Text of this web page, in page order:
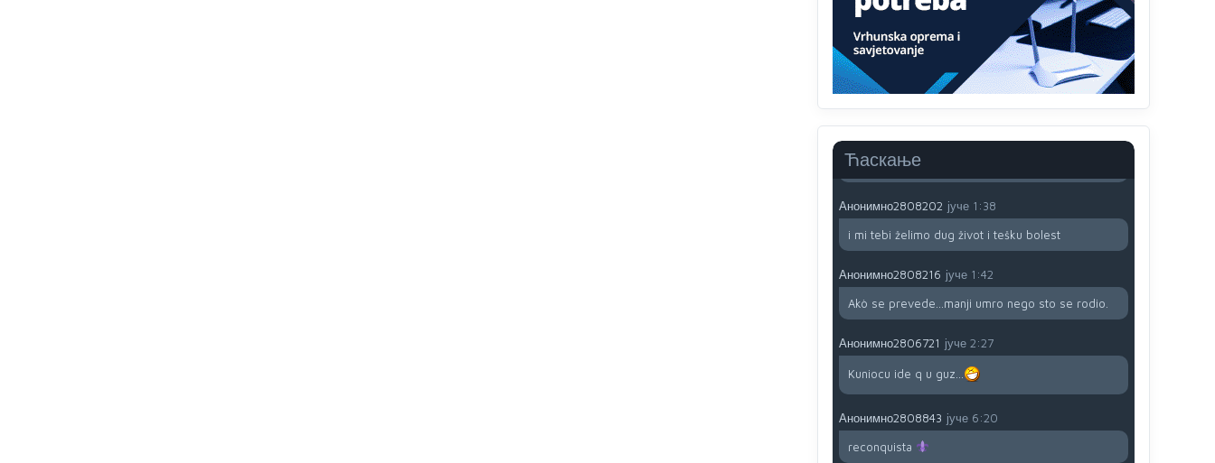
Ћаскање
791 BiH nije priznala Kosovo kao nezavisnu
državu jer genocidna tvorevina pravi smetnju a
recimo Srbija je davno
priznala.Na svakom
proizvodu iz Srbije stoji -uvoznik za Kosovo
Анонимно2806721 јуче 12:45
Sve i da se nekim čudom vojska Srbije "vrati" na
koga da brani? A imamo vojsku Kosova kojoj
želimo svako dobro i da se što bolje opreme
Анонимно2808202 јуче 1:38
i mi tebi želimo dug život i tešku bolest
Анонимно2808216 јуче 1:42
Akò se prevede...manji umro nego sto se rodio.
Анонимно2806721 јуче 2:27
Kuniocu ide q u guz...
Анонимно2808843 јуче 6:20
reconquista